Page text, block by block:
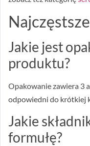
Jakie jest
produktu?
Opakowanie zawiera 3
odpowiedni do krótkiej
Jakie
formułę?